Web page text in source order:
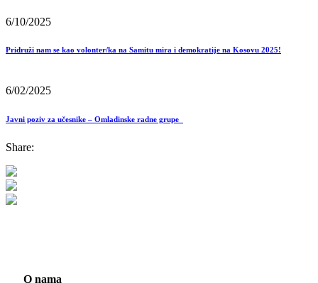
6/10/2025
Pridruži nam se kao volonter/ka na Samitu mira i demokratije na Kosovu 2025!
6/02/2025
Javni poziv za učesnike – Omladinske radne grupe
Share:
O nama